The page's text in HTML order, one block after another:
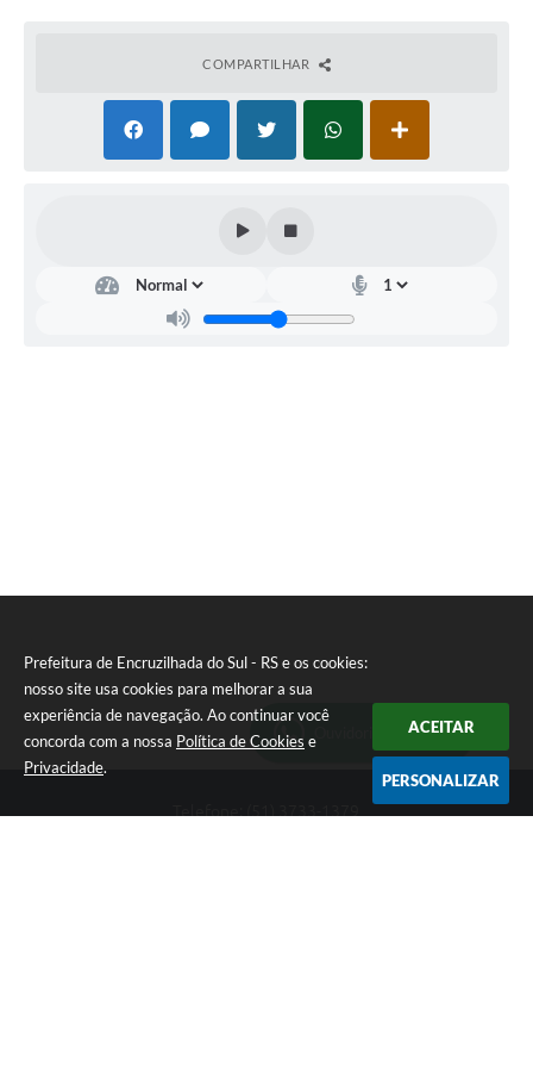
Prefeitura de Encruzilhada do Sul - RS e os cookies:
nosso site usa cookies para melhorar a sua
experiência de navegação. Ao continuar você
concorda com a nossa Política de Cookies e
Privacidade.
ACEITAR
PERSONALIZAR
COMPARTILHAR
Ouvidoria Municipal